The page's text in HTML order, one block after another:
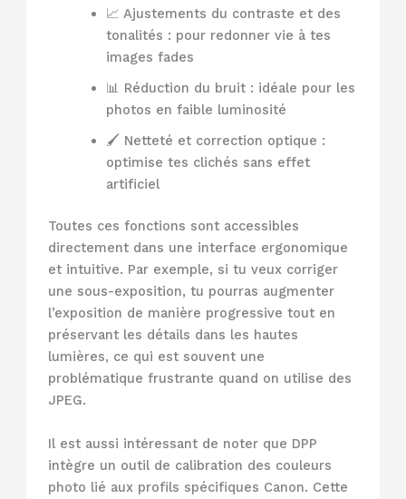
📈 Ajustements du contraste et des
tonalités : pour redonner vie à tes
images fades
📊 Réduction du bruit : idéale pour les
photos en faible luminosité
🖌️ Netteté et correction optique :
optimise tes clichés sans effet
artificiel
Toutes ces fonctions sont accessibles
directement dans une interface ergonomique
et intuitive. Par exemple, si tu veux corriger
une sous-exposition, tu pourras augmenter
l’exposition de manière progressive tout en
préservant les détails dans les hautes
lumières, ce qui est souvent une
problématique frustrante quand on utilise des
JPEG.
Il est aussi intéressant de noter que DPP
intègre un outil de calibration des couleurs
photo lié aux profils spécifiques Canon. Cette